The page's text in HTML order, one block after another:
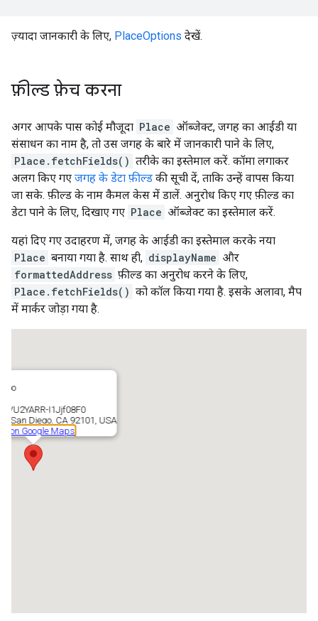
ज़्यादा जानकारी के लिए, PlaceOptions देखें.
फ़ील्ड फ़ेच करना
अगर आपके पास कोई मौजूदा Place ऑब्जेक्ट, जगह का आईडी या
संसाधन का नाम है, तो उस जगह के बारे में जानकारी पाने के लिए,
Place.fetchFields() तरीके का इस्तेमाल करें. कॉमा लगाकर
अलग किए गए जगह के डेटा फ़ील्ड की सूची दें, ताकि उन्हें वापस किया
जा सके. फ़ील्ड के नाम कैमल केस में डालें. अनुरोध किए गए फ़ील्ड का
डेटा पाने के लिए, दिखाए गए Place ऑब्जेक्ट का इस्तेमाल करें.
यहां दिए गए उदाहरण में, जगह के आईडी का इस्तेमाल करके नया
Place बनाया गया है. साथ ही, displayName और
formattedAddress फ़ील्ड का अनुरोध करने के लिए,
Place.fetchFields() को कॉल किया गया है. इसके अलावा, मैप
में मार्कर जोड़ा गया है.